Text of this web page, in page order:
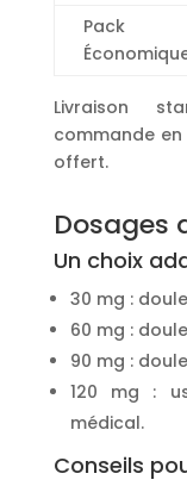
Pack
Livraison
commande
offert.
Dosages
Un choix
30 mg :
60 mg :
90 mg :
120 mg :
médical.
Conseils